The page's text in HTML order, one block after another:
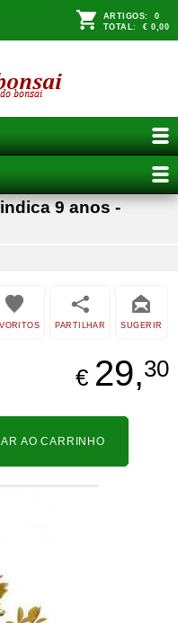
ARTIGOS: 0
TOTAL: € 0,00
9 anos -
SUGERIR
PARTILHAR
€ 29,30
AO CARRINHO